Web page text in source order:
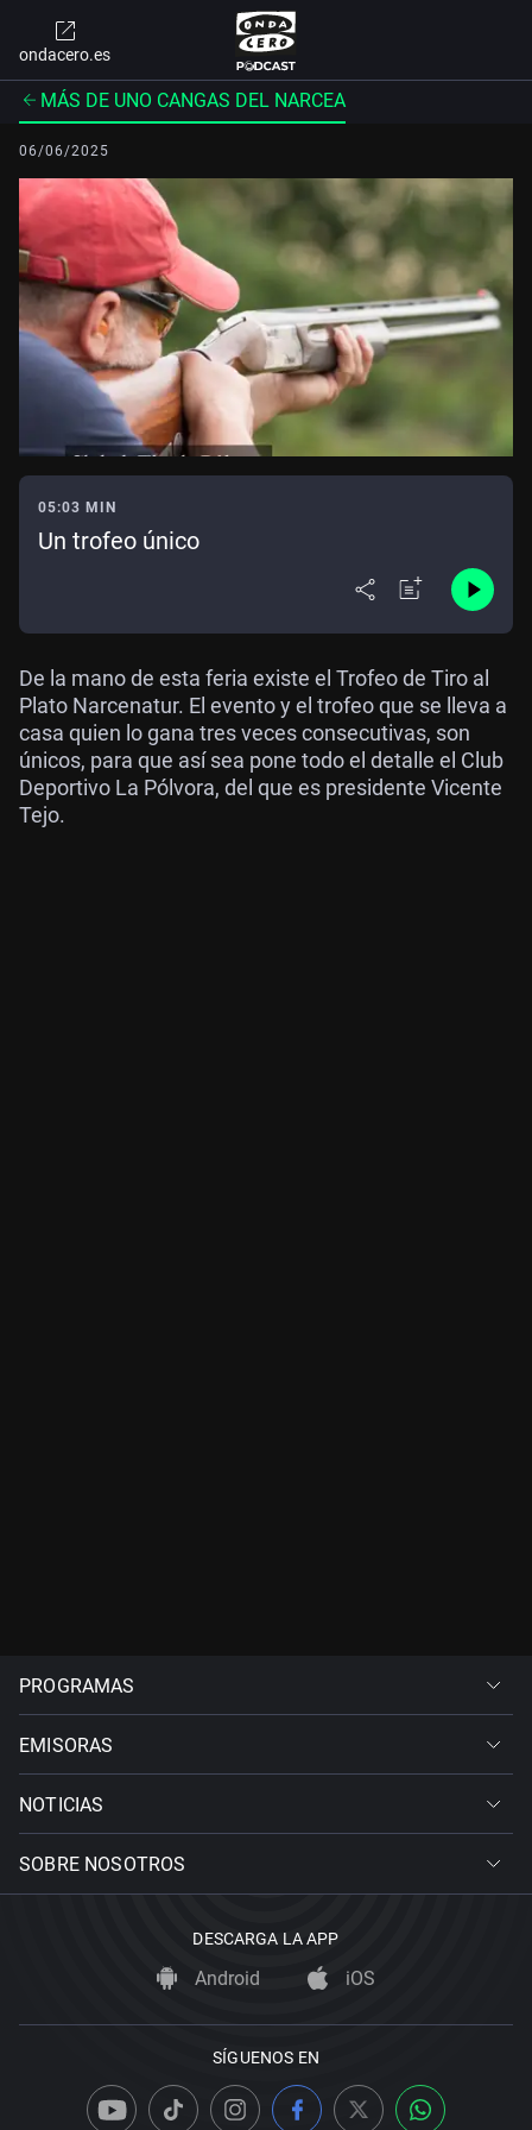
ondacero.es
MÁS DE UNO CANGAS DEL NARCEA
06/06/2025
05:03 MIN
Un trofeo único
De la mano de esta feria existe el Trofeo de Tiro al
Plato Narcenatur. El evento y el trofeo que se lleva a
casa quien lo gana tres veces consecutivas, son
únicos, para que así sea pone todo el detalle el Club
Deportivo La Pólvora, del que es presidente Vicente
Tejo.
PROGRAMAS
EMISORAS
NOTICIAS
SOBRE NOSOTROS
DESCARGA LA APP
Android iOS
SÍGUENOS EN